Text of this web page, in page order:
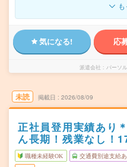
気になる! 応
派遣会社 パーソ
未読 掲載日 2026/08/09
正社員登用実績あり
ん長期！残業なし！
職種未経験OK 交通費別途支給あ